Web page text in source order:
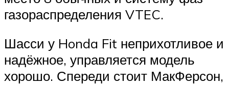
газораспределения VTEC.
Шасси у Honda Fit неприхотливое и
надёжное, управляется модель
хорошо. Спереди стоит МакФерсон,